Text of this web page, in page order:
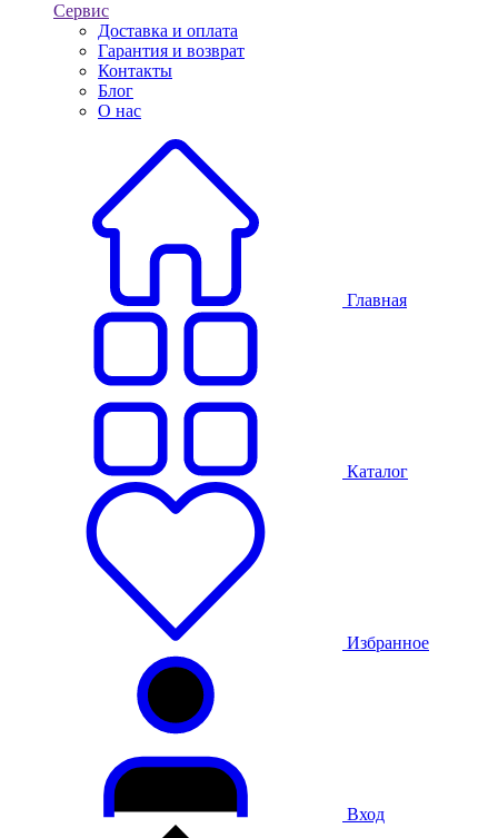
Сервис
Доставка и оплата
Гарантия и возврат
Контакты
Блог
О нас
Главная
Каталог
Избранное
Вход